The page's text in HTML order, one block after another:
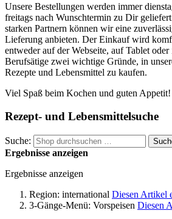
Unsere Bestellungen werden immer
freitags nach Wunschtermin zu Dir
starken Partnern können wir eine
Lieferung anbieten. Der Einkauf wird
entweder auf der Webseite, auf Tablet
Berufsätige zwei wichtige Gründe, in
Rezepte und Lebensmittel zu kaufen.
Viel Spaß beim Kochen und guten Appetit!
Rezept- und Lebensmittelsuche
Suche:
Ergebnisse anzeigen
Ergebnisse anzeigen
Region: international Diesen Artikel
3-Gänge-Menü: Vorspeisen Diesen